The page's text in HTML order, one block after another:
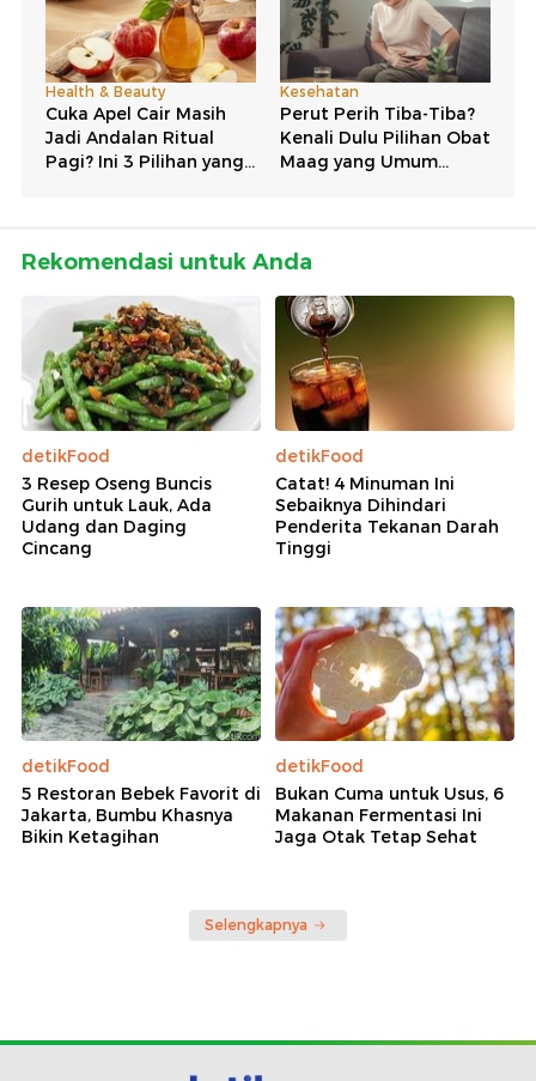
Rekomendasi untuk Anda
detikFood
3 Resep Oseng Buncis
Gurih untuk Lauk, Ada
Udang dan Daging
Cincang
detikFood
Catat! 4 Minuman Ini
Sebaiknya Dihindari
Penderita Tekanan Darah
Tinggi
detikFood
5 Restoran Bebek Favorit di
Jakarta, Bumbu Khasnya
Bikin Ketagihan
detikFood
Bukan Cuma untuk Usus, 6
Makanan Fermentasi Ini
Jaga Otak Tetap Sehat
Selengkapnya